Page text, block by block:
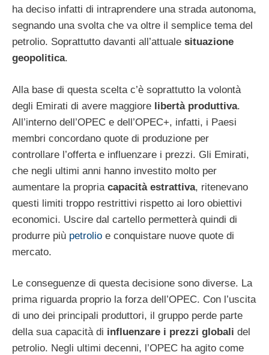
ha deciso infatti di intraprendere una strada autonoma,
segnando una svolta che va oltre il semplice tema del
petrolio. Soprattutto davanti all’attuale situazione
geopolitica.
Alla base di questa scelta c’è soprattutto la volontà
degli Emirati di avere maggiore libertà produttiva.
All’interno dell’OPEC e dell’OPEC+, infatti, i Paesi
membri concordano quote di produzione per
controllare l’offerta e influenzare i prezzi. Gli Emirati,
che negli ultimi anni hanno investito molto per
aumentare la propria capacità estrattiva, ritenevano
questi limiti troppo restrittivi rispetto ai loro obiettivi
economici. Uscire dal cartello permetterà quindi di
produrre più petrolio e conquistare nuove quote di
mercato.
Le conseguenze di questa decisione sono diverse. La
prima riguarda proprio la forza dell’OPEC. Con l’uscita
di uno dei principali produttori, il gruppo perde parte
della sua capacità di influenzare i prezzi globali del
petrolio. Negli ultimi decenni, l’OPEC ha agito come